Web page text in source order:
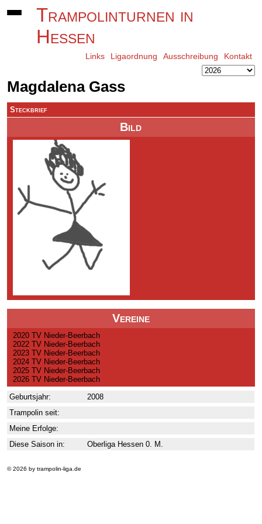
Trampolinturnen in
Hessen
Links Ligaordnung Ausschreibung Kontakt
Magdalena Gass
Bild
Vereine
2020 TV Nieder-Beerbach
2022 TV Nieder-Beerbach
2023 TV Nieder-Beerbach
2024 TV Nieder-Beerbach
2025 TV Nieder-Beerbach
2026 TV Nieder-Beerbach
Steckbrief
Geburtsjahr:
2008
Trampolin seit:
Meine Erfolge:
Diese Saison in:
Oberliga Hessen 0. M.
© 2026 by trampolin-liga.de